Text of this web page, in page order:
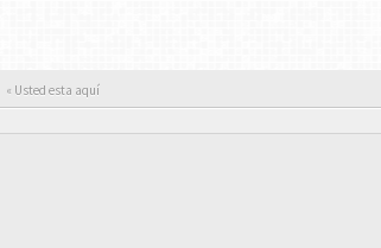
« Usted esta aquí